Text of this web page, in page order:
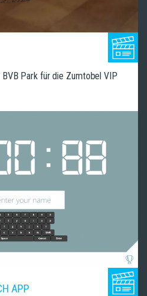
Park für die Zumtobel VIP
APP